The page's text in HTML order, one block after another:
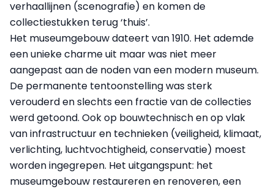
verhaallijnen (scenografie) en komen de
collectiestukken terug ‘thuis’.
Het museumgebouw dateert van 1910. Het ademde
een unieke charme uit maar was niet meer
aangepast aan de noden van een modern museum.
De permanente tentoonstelling was sterk
verouderd en slechts een fractie van de collecties
werd getoond. Ook op bouwtechnisch en op vlak
van infrastructuur en technieken (veiligheid, klimaat,
verlichting, luchtvochtigheid, conservatie) moest
worden ingegrepen. Het uitgangspunt: het
museumgebouw restaureren en renoveren, een